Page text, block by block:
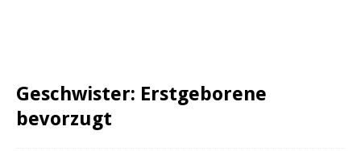
Geschwister: Erstgeborene
bevorzugt